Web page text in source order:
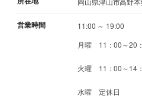
営業時間
11:00 ～ 19:00
月曜 11：00～20
火曜 11：00～14
水曜 定休日